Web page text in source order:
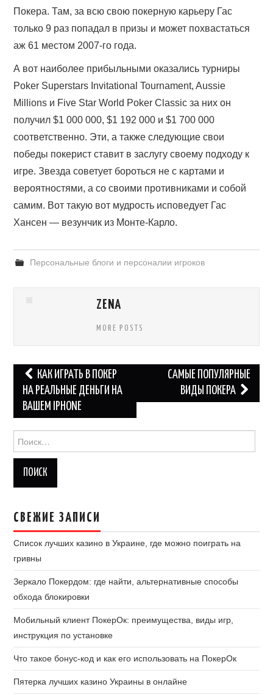
Покера. Там, за всю свою покерную карьеру Гас
только 9 раз попадал в призы и может похвастаться
аж 61 местом 2007-го года.
А вот наиболее прибыльными оказались турниры
Poker Superstars Invitational Tournament, Aussie
Millions и Five Star World Poker Classic за них он
получил $1 000 000, $1 192 000 и $1 700 000
соответственно. Эти, а также следующие свои
победы покерист ставит в заслугу своему подходу к
игре. Звезда советует бороться не с картами и
вероятностями, а со своими противниками и собой
самим. Вот такую вот мудрость исповедует Гас
Хансен — везунчик из Монте-Карло.
Персональные блоги и персоналии игроков
ZENA
MORE POSTS
Навигация
по
записям
КАК ИГРАТЬ В ПОКЕР
НА РЕАЛЬНЫЕ ДЕНЬГИ НА
ВАШЕМ IPHONE
САМЫЕ ПОПУЛЯРНЫЕ
ВИДЫ ПОКЕРА
СВЕЖИЕ ЗАПИСИ
Список лучших казино в Украине, где можно поиграть на
гривны
Зеркало Покердом: где найти, альтернативные способы
обхода блокировки
Мобильный клиент ПокерОк: преимущества, виды игр,
инструкция по установке
Что такое бонус-код и как его использовать на ПокерОк
Пятерка лучших казино Украины в онлайне